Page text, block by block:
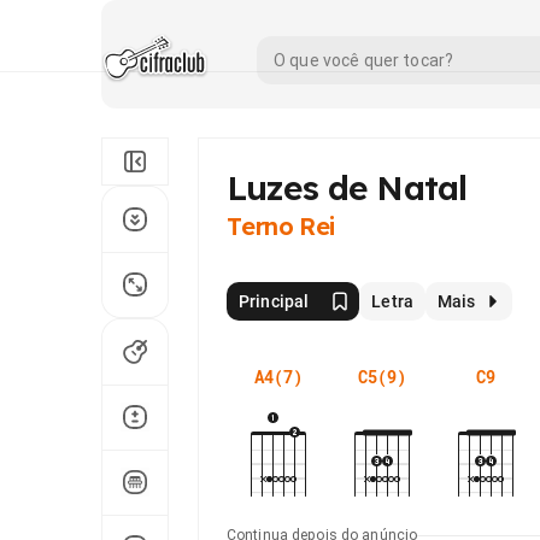
Luzes de Natal
Terno Rei
Principal Letra Mais
A4(7) C5(9) C9
Continua depois do anúncio